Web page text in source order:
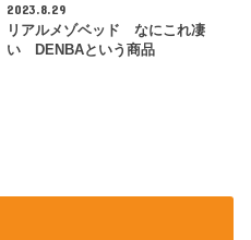
2023.8.29
リアルメゾベッド なにこれ凄
い DENBAという商品